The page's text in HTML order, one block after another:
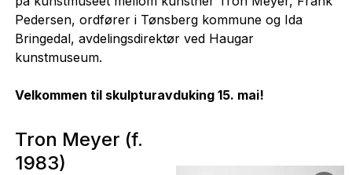
Pedersen, ordfører i Tønsberg kommune og Ida
Bringedal, avdelingsdirektør ved Haugar
kunstmuseum.
Velkommen til skulpturavduking 15. mai!
Tron Meyer (f.
1983)